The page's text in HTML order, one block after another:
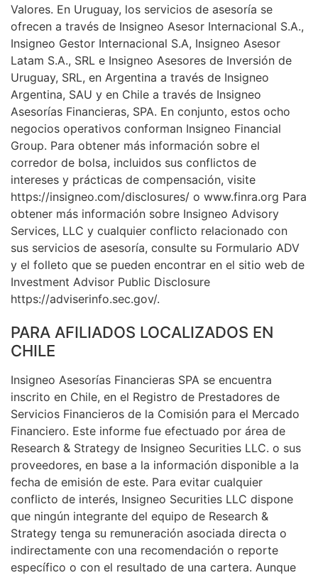
Valores. En Uruguay, los servicios de asesoría se
ofrecen a través de Insigneo Asesor Internacional S.A.,
Insigneo Gestor Internacional S.A, Insigneo Asesor
Latam S.A., SRL e Insigneo Asesores de Inversión de
Uruguay, SRL, en Argentina a través de Insigneo
Argentina, SAU y en Chile a través de Insigneo
Asesorías Financieras, SPA. En conjunto, estos ocho
negocios operativos conforman Insigneo Financial
Group. Para obtener más información sobre el
corredor de bolsa, incluidos sus conflictos de
intereses y prácticas de compensación, visite
https://insigneo.com/disclosures/ o www.finra.org Para
obtener más información sobre Insigneo Advisory
Services, LLC y cualquier conflicto relacionado con
sus servicios de asesoría, consulte su Formulario ADV
y el folleto que se pueden encontrar en el sitio web de
Investment Advisor Public Disclosure
https://adviserinfo.sec.gov/.
PARA AFILIADOS LOCALIZADOS EN
CHILE
Insigneo Asesorías Financieras SPA se encuentra
inscrito en Chile, en el Registro de Prestadores de
Servicios Financieros de la Comisión para el Mercado
Financiero. Este informe fue efectuado por área de
Research & Strategy de Insigneo Securities LLC. o sus
proveedores, en base a la información disponible a la
fecha de emisión de este. Para evitar cualquier
conflicto de interés, Insigneo Securities LLC dispone
que ningún integrante del equipo de Research &
Strategy tenga su remuneración asociada directa o
indirectamente con una recomendación o reporte
específico o con el resultado de una cartera. Aunque